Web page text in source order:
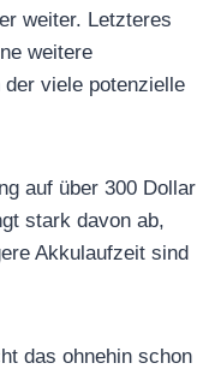
weiter. Letzteres
weitere
viele potenzielle
auf über 300 Dollar
stark davon ab,
Akkulaufzeit sind
das ohnehin schon